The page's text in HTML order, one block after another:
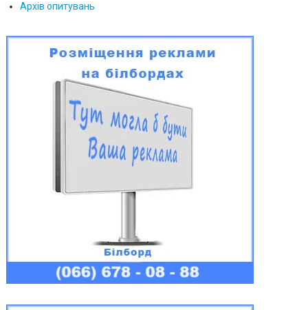
Архів опитувань